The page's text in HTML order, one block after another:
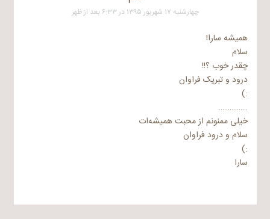
چهارشنبه ۱۷ شهریور ۱۳۹۵ در ۶:۳۳ بعد از ظهر
همیشه سارا!
سلام
چقدر خوب ؟!!
درود و تبریک فراوان
:)
…………….
خیلی ممنونم از محبت همیشه‌‌ات
سلام و درود فراوان
:)
سارا